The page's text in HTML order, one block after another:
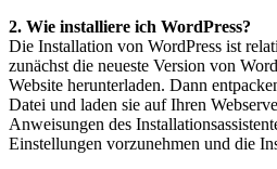
2. Wie installiere ich WordPress?
Die Installation von WordPress ist
zunächst die neueste Version von
Website herunterladen. Dann
Datei und laden sie auf Ihren
Anweisungen des
Einstellungen vorzunehmen und die